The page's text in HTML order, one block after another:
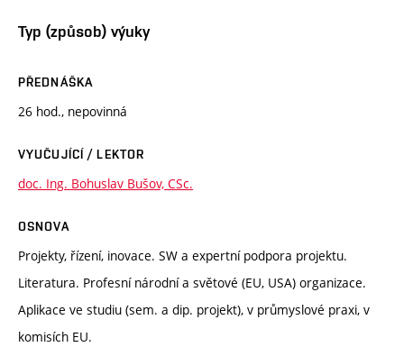
Typ (způsob) výuky
PŘEDNÁŠKA
26 hod., nepovinná
VYUČUJÍCÍ / LEKTOR
doc. Ing. Bohuslav Bušov, CSc.
OSNOVA
Projekty, řízení, inovace. SW a expertní podpora projektu.
Literatura. Profesní národní a světové (EU, USA) organizace.
Aplikace ve studiu (sem. a dip. projekt), v průmyslové praxi, v
komisích EU.